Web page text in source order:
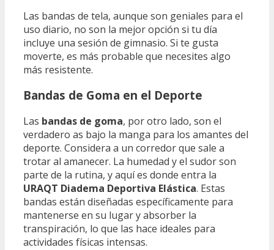
Las bandas de tela, aunque son geniales para el
uso diario, no son la mejor opción si tu día
incluye una sesión de gimnasio. Si te gusta
moverte, es más probable que necesites algo
más resistente.
Bandas de Goma en el Deporte
Las bandas de goma, por otro lado, son el
verdadero as bajo la manga para los amantes del
deporte. Considera a un corredor que sale a
trotar al amanecer. La humedad y el sudor son
parte de la rutina, y aquí es donde entra la
URAQT Diadema Deportiva Elástica. Estas
bandas están diseñadas específicamente para
mantenerse en su lugar y absorber la
transpiración, lo que las hace ideales para
actividades físicas intensas.